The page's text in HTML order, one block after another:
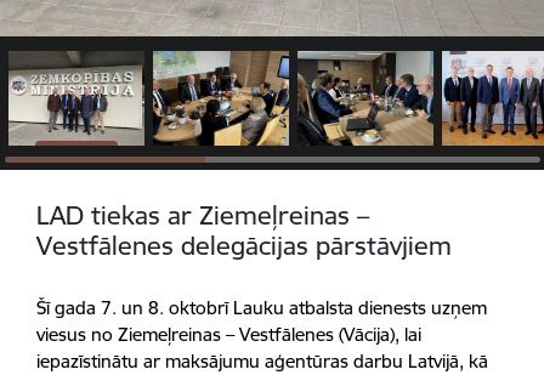
LAD tiekas ar Ziemeļreinas –
Vestfālenes delegācijas pārstāvjiem
Šī gada 7. un 8. oktobrī Lauku atbalsta dienests uzņem
viesus no Ziemeļreinas – Vestfālenes (Vācija), lai
iepazīstinātu ar maksājumu aģentūras darbu Latvijā, kā